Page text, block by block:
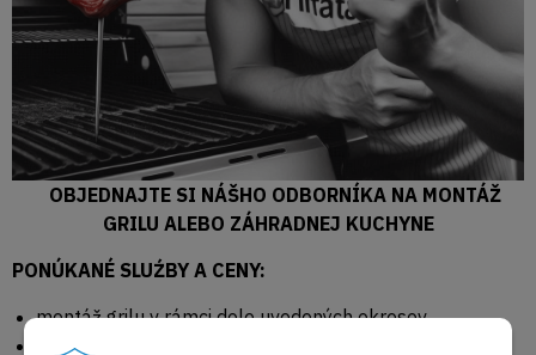
OBJEDNAJTE SI NÁŠHO ODBORNÍKA NA MONTÁŽ
GRILU ALEBO ZÁHRADNEJ KUCHYNE
PONÚKANÉ SLUŹBY A CENY:
montáž grilu v rámci dole uvedených okresov
3 horákový gril cena montáže od 100€*